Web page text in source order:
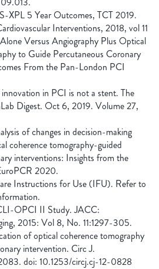
XPL 5 Year Outcomes, TCT 2019.
Interventions, 2018, vol 11
Versus Angiography Plus Optical
to Guide Percutaneous Coronary
From the Pan-London PCI
in PCI is not a stent. The
Digest. Oct 6, 2019. Volume 27,
of changes in decision-making
coherence tomography-guided
interventions: Insights from the
2020.
Instructions for Use (IFU). Refer to
OPCI II Study. JACC:
2015: Vol 8, No. 11:1297-305.
of optical coherence tomography
intervention. Circ J.
doi: 10.1253/circj.cj-12-0828